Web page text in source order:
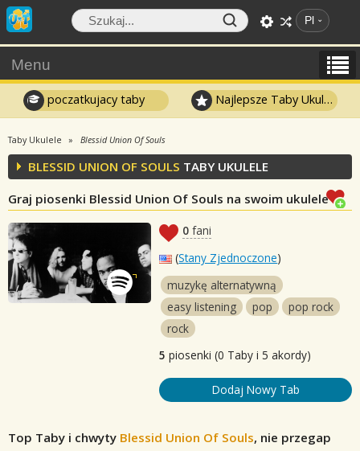
Pl
Menu
poczatkujacy taby Najlepsze Taby Ukulele
Taby Ukulele Blessid Union Of Souls
BLESSID UNION OF SOULS TABY UKULELE
Graj piosenki Blessid Union Of Souls na swoim ukulele
0 fani
(Stany Zjednoczone)
muzykę alternatywną
easy listening
pop
pop rock
rock
5 piosenki (0 Taby i 5 akordy)
Dodaj Nowy Tab
Top Taby i chwyty Blessid Union Of Souls, nie przegap